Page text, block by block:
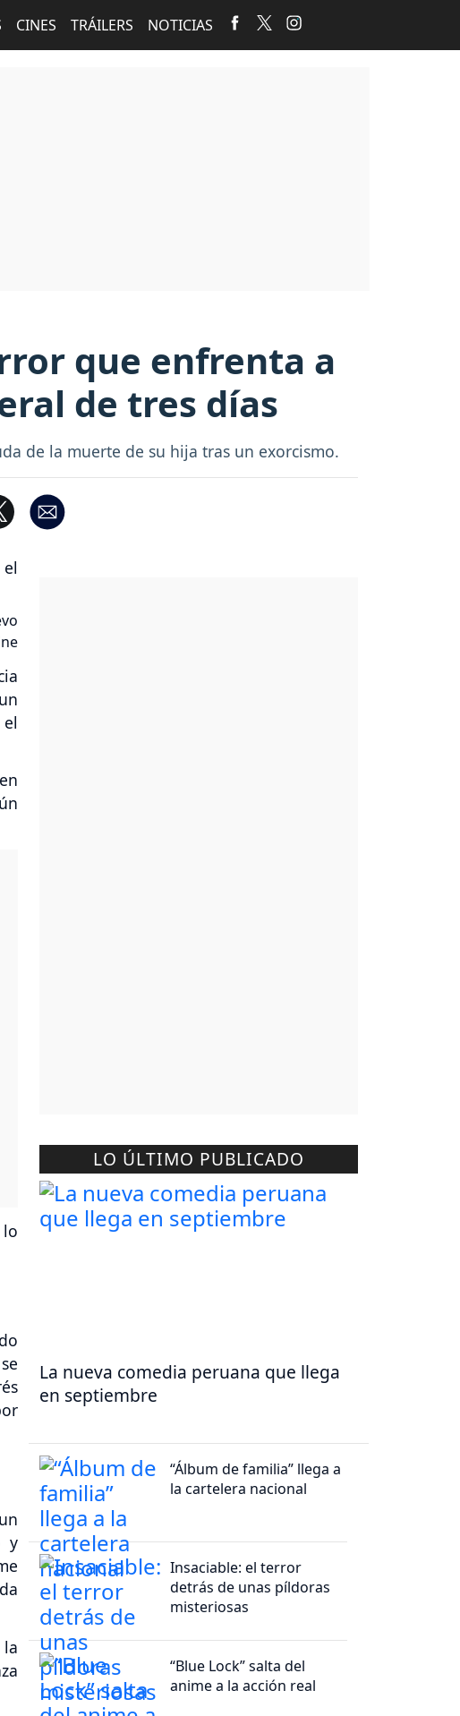
CINES TRÁILERS NOTICIAS
que enfrenta a
de tres días
de la muerte de su hija tras un exorcismo.
lo
y
LO ÚLTIMO PUBLICADO
La nueva comedia peruana que llega
en septiembre
“Álbum de familia” llega a
la cartelera nacional
Insaciable: el terror
detrás de unas píldoras
misteriosas
“Blue Lock” salta del
anime a la acción real